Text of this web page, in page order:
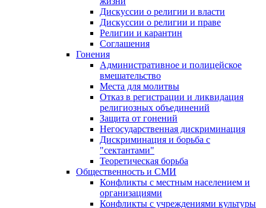
Дискуссии о религии и власти
Дискуссии о религии и праве
Религии и карантин
Соглашения
Гонения
Административное и полицейское
вмешательство
Места для молитвы
Отказ в регистрации и ликвидация
религиозных объединений
Защита от гонений
Негосударственная дискриминация
Дискриминация и борьба с
"сектантами"
Теоретическая борьба
Общественность и СМИ
Конфликты с местным населением и
организациями
Конфликты с учреждениями культуры